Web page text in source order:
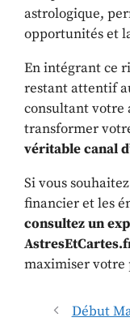
astrologique,
opportunités et
En intégrant ce
restant attentif
consultant votre
transformer
véritable canal
Si vous
financier et les
consultez un
maximiser votre
Début